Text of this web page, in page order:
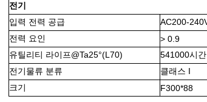
전기
입력 전력 공급
AC200-
전력 요인
> 0.9
유틸리티 라이프@Ta25°(L70)
541000시간
전기물류 분류
클래스 I
크기
F300*88